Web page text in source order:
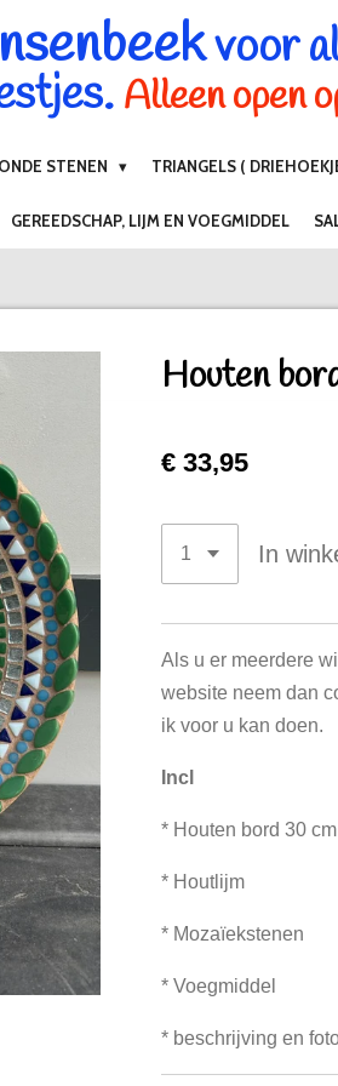
voor
Alleen open
STENEN TRIANGELS (
GEREEDSCHAP, LIJM EN VOEGMIDDEL
Houten
€ 33,95
In
Als u er meerdere
website neem dan
ik voor u kan doen.
Incl
* Houten bord 30 cm
* Houtlijm
* Mozaïekstenen
* Voegmiddel
* beschrijving en